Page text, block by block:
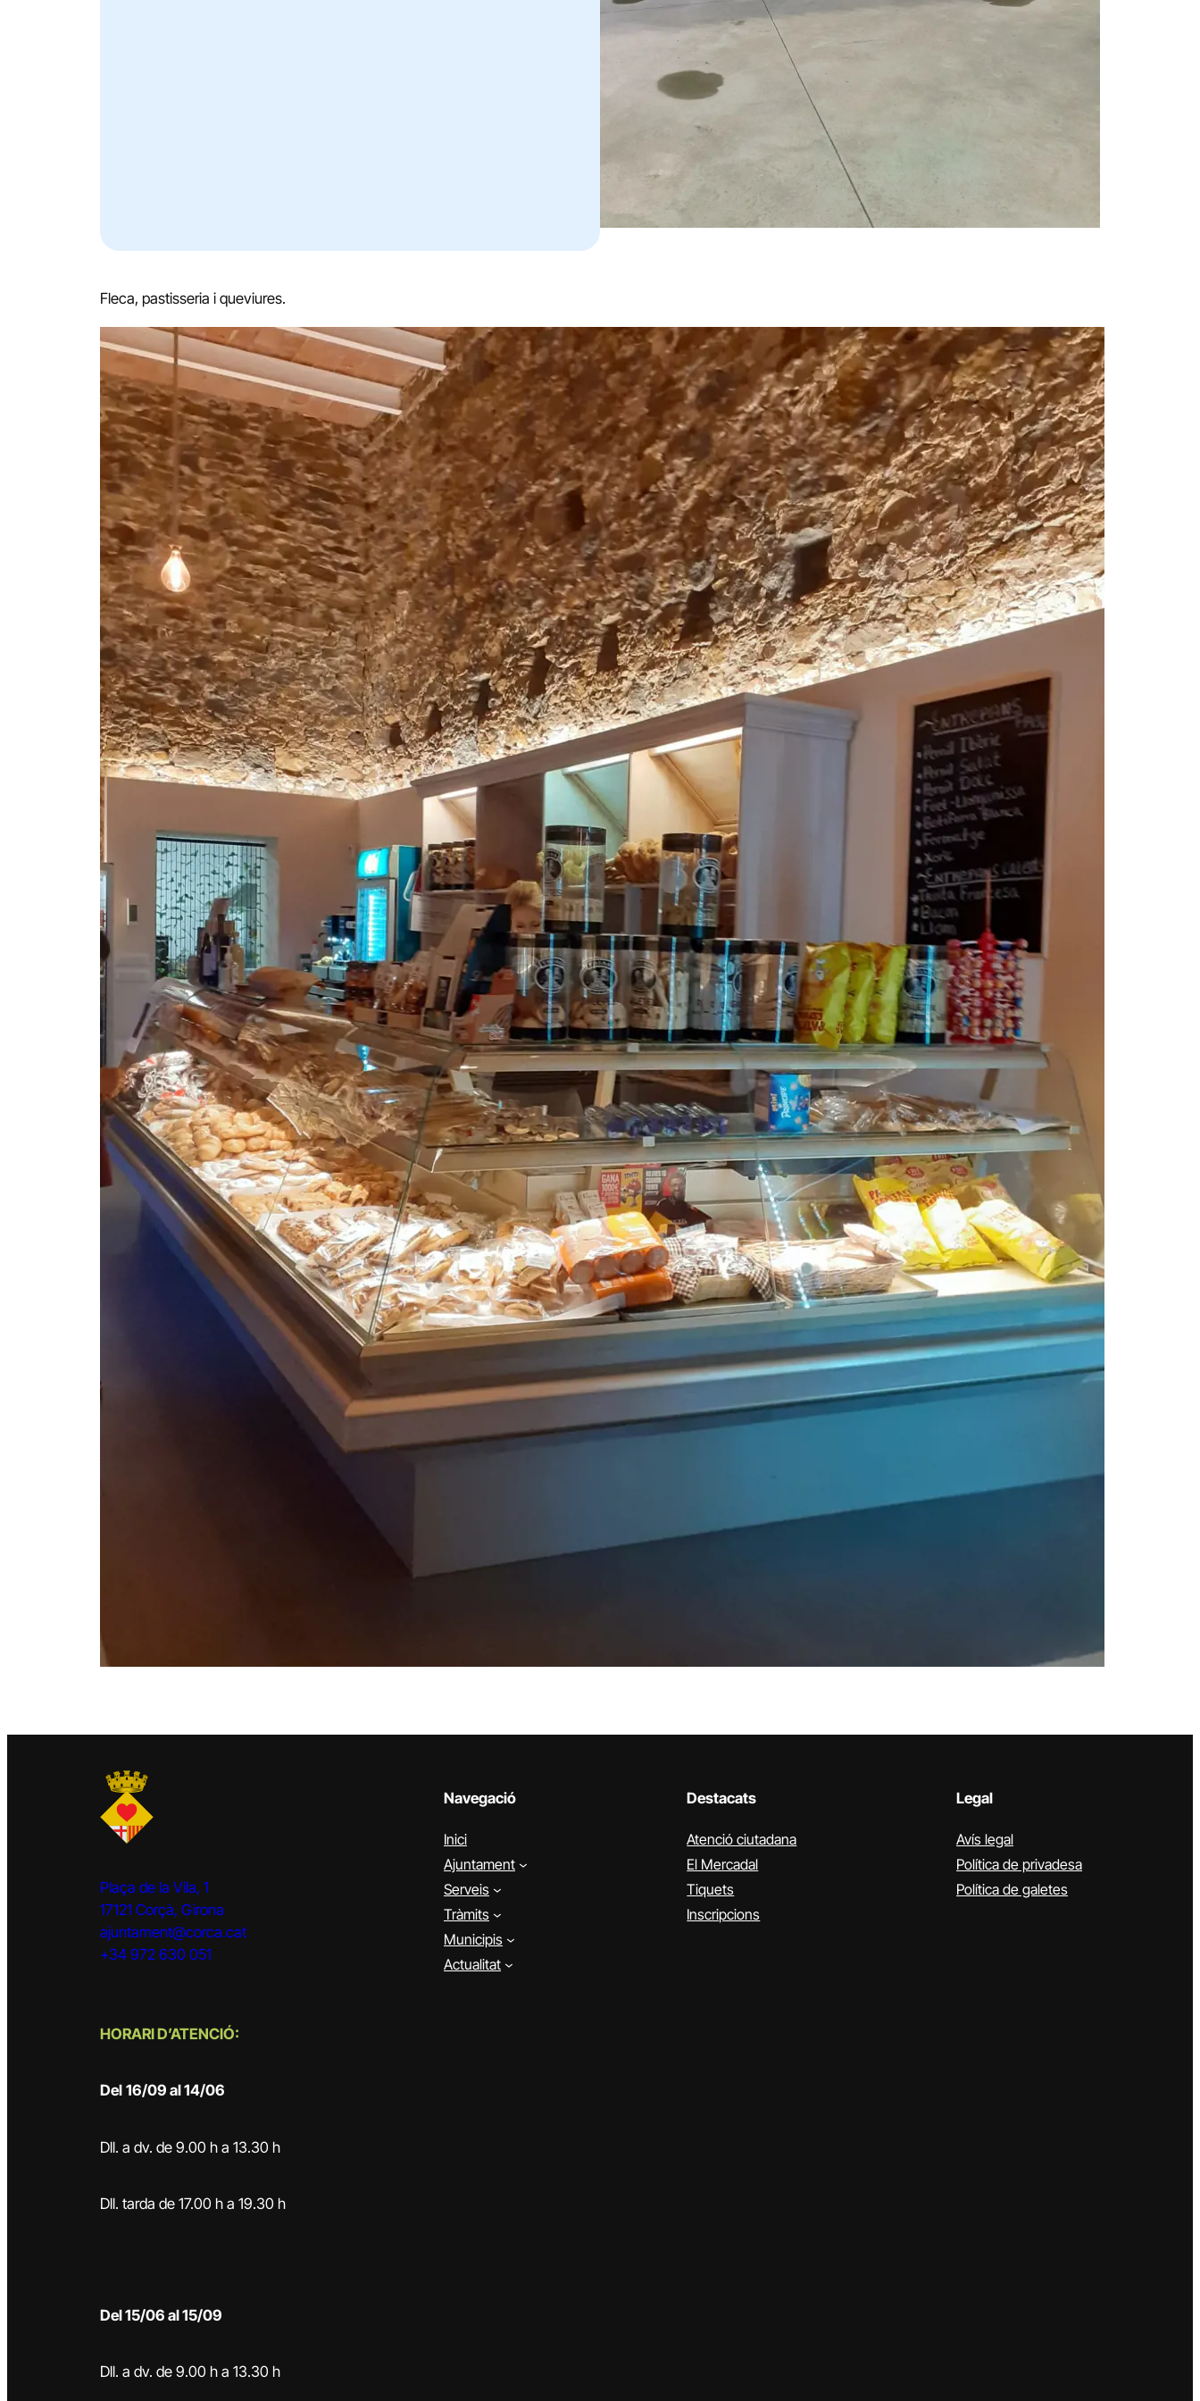
Fleca, pastisseria i queviures.
Plaça de la Vila, 1
17121 Corçà, Girona
ajuntament@corca.cat
+34 972 630 051
HORARI D’ATENCIÓ:
Del 16/09 al 14/06
Dll. a dv. de 9.00 h a 13.30 h
Dll. tarda de 17.00 h a 19.30 h
Del 15/06 al 15/09
Dll. a dv. de 9.00 h a 13.30 h
Navegació
Inici
Ajuntament
Serveis
Tràmits
Municipis
Actualitat
Destacats
Atenció ciutadana
El Mercadal
Tiquets
Inscripcions
Legal
Avís legal
Política de privadesa
Política de galetes